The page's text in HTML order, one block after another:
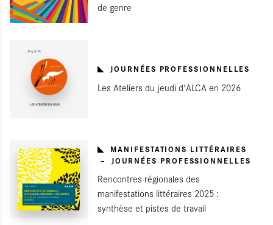
de genre
JOURNÉES PROFESSIONNELLES
Les Ateliers du jeudi d'ALCA en 2026
MANIFESTATIONS LITTÉRAIRES
JOURNÉES PROFESSIONNELLES
Rencontres régionales des
manifestations littéraires 2025 :
synthèse et pistes de travail